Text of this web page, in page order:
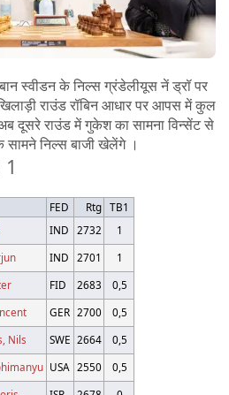
स्वीडन के निल्स ग्रंडेलीयूस नें ड्रॉ पर
राउंड रॉबिन आधार पर आपस में कुल
दूसरे राउंड में गुकेश का सामना विन्सेंट से
सामने निल्स बाजी खेलेंगे ।
FED Rtg TB1
IND 2732
1
IND 2701
1
FID 2683
0,5
GER 2700
0,5
Nils SWE 2664
0,5
USA 2550
0,5